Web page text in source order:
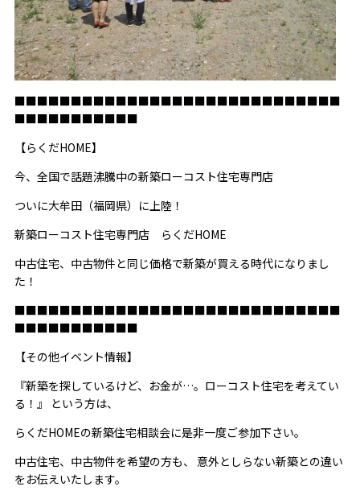
■■■■■■■■■■■■■■■■■■■■■■■■■■■■■
■■■■■■■■■■■
【らくだHOME】
今、全国で話題沸騰中の新築ローコスト住宅専門店
ついに大牟田（福岡県）に上陸！
新築ローコスト住宅専門店 らくだHOME
中古住宅、中古物件と同じ価格で新築が買える時代になりまし
た！
■■■■■■■■■■■■■■■■■■■■■■■■■■■■■
■■■■■■■■■■■
【その他イベント情報】
『新築を探しているけど、お金が…。ローコスト住宅を考えてい
る！』 という方は、
らくだHOMEの新築住宅相談会に是非一度ご参加下さい。
中古住宅、中古物件を希望の方も、 意外としらない新築との違い
をお伝えいたします。